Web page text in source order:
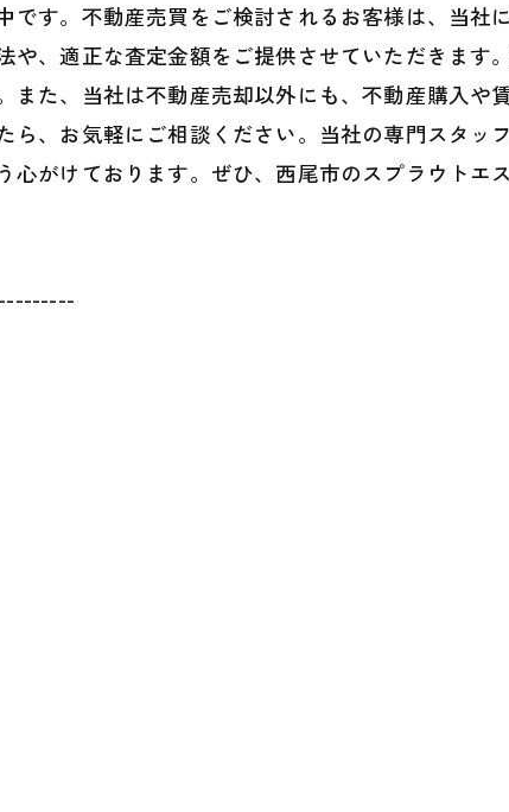
す。不動産売買をご検討されるお客様は、当社
、適正な査定金額をご提供させていただきます
た、当社は不動産売却以外にも、不動産購入や
、お気軽にご相談ください。当社の専門スタッ
がけております。ぜひ、西尾市のスプラウトエ